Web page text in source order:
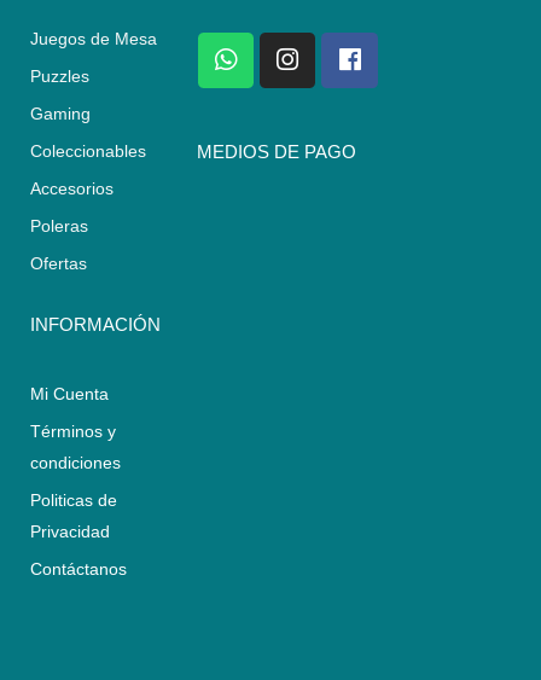
Juegos de Mesa
Puzzles
Gaming
Coleccionables
Accesorios
Poleras
Ofertas
INFORMACIÓN
Mi Cuenta
Términos y
condiciones
Politicas de
Privacidad
Contáctanos
W
h
a
s
I
n
s
a
F
a
c
b
MEDIOS DE PAGO